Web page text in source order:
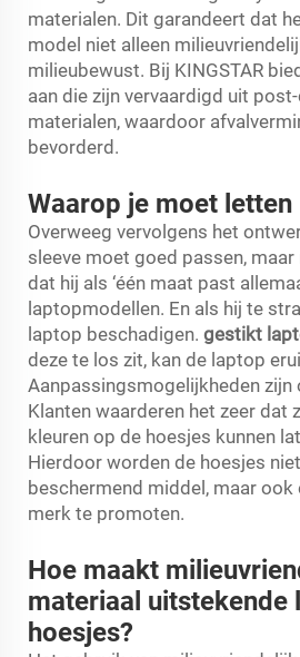
materialen. Dit garandeert dat
model niet alleen
milieubewust. Bij KINGSTAR
aan die zijn vervaardigd uit
materialen, waardoor
bevorderd.
Waarop je moet letten
Overweeg vervolgens het
sleeve moet goed passen,
dat hij als ‘één maat past
laptopmodellen. En als hij te
laptop beschadigen. gestikt
deze te los zit, kan de laptop
Aanpassingsmogelijkheden zijn
Klanten waarderen het zeer dat
kleuren op de hoesjes kunnen
Hierdoor worden de hoesjes
beschermend middel, maar ook
merk te promoten.
Hoe maakt
materiaal uitstekende
hoesjes?